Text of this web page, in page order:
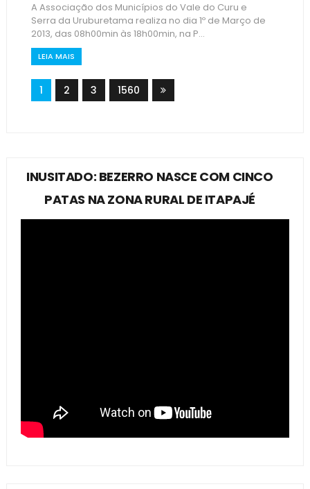
A Associação dos Municípios do Vale do Curu e
Serra da Uruburetama realiza no dia 1º de Março de
2013, das 08h00min às 18h00min, na P...
LEIA MAIS
1 2 3 1560
INUSITADO: BEZERRO NASCE COM CINCO
PATAS NA ZONA RURAL DE ITAPAJÉ